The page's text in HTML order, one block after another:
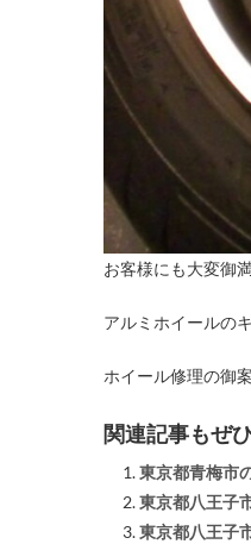
お客様にも大変御
アルミホイールの
ホイール修理の御
関連記事もぜ
東京都青梅市
東京都八王子
東京都八